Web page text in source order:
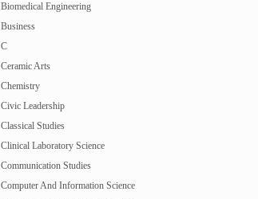
Biomedical Engineering
Business
C
Ceramic Arts
Chemistry
Civic Leadership
Classical Studies
Clinical Laboratory Science
Communication Studies
Computer And Information Science